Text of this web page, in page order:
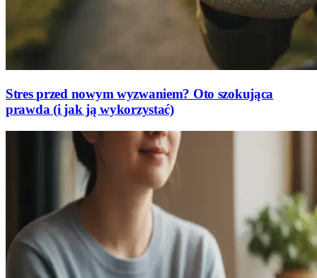
Stres przed nowym wyzwaniem? Oto szokująca
prawda (i jak ją wykorzystać)